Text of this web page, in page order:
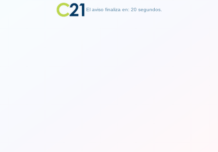
El aviso finaliza en: 19 segundos.